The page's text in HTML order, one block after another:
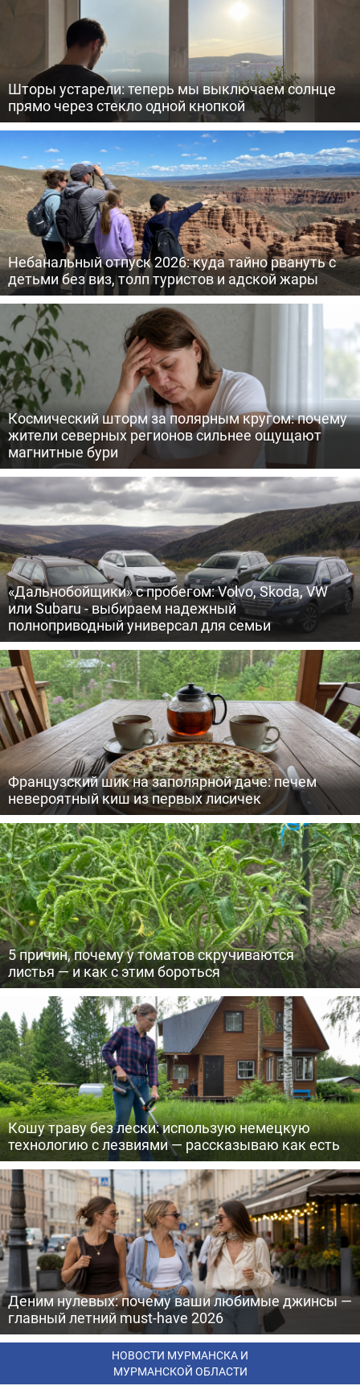
Шторы устарели: теперь мы выключаем солнце
прямо через стекло одной кнопкой
Небанальный отпуск 2026: куда тайно рвануть с
детьми без виз, толп туристов и адской жары
Космический шторм за полярным кругом: почему
жители северных регионов сильнее ощущают
магнитные бури
«Дальнобойщики» с пробегом: Volvo, Skoda, VW
или Subaru - выбираем надежный
полноприводный универсал для семьи
Французский шик на заполярной даче: печем
невероятный киш из первых лисичек
5 причин, почему у томатов скручиваются
листья — и как с этим бороться
Кошу траву без лески: использую немецкую
технологию с лезвиями — рассказываю как есть
Деним нулевых: почему ваши любимые джинсы —
главный летний must-have 2026
НОВОСТИ МУРМАНСКА И
МУРМАНСКОЙ ОБЛАСТИ